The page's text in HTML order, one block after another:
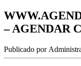
– AGENDAR
Publicado por